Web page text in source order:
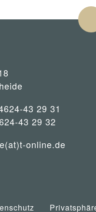
43 29 31
43 29 32
online.de